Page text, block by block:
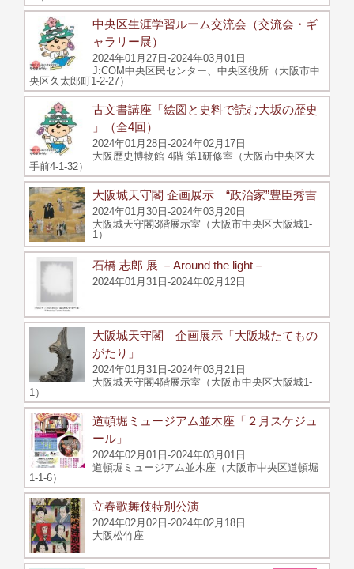
中央区生涯学習ルーム交流会（交流会・ギ
ャラリー展）
2024年01月27日-2024年03月01日
J:COM中央区民センター、中央区役所（大阪市中
央区久太郎町1-2-27）
古文書講座「絵図と史料で読む大坂の歴史
」（全4回）
2024年01月28日-2024年02月17日
大阪歴史博物館 4階 第1研修室（大阪市中央区大
手前4-1-32）
大阪城天守閣 企画展示 “政治家”豊臣秀吉
2024年01月30日-2024年03月20日
大阪城天守閣3階展示室（大阪市中央区大阪城1-
1）
石橋 志郎 展 －Around the light－
2024年01月31日-2024年02月12日
大阪城天守閣 企画展示「大阪城たてもの
がたり」
2024年01月31日-2024年03月21日
大阪城天守閣4階展示室（大阪市中央区大阪城1-
1）
道頓堀ミュージアム並木座「２月スケジュ
ール」
2024年02月01日-2024年03月01日
道頓堀ミュージアム並木座（大阪市中央区道頓堀
1-1-6）
立春歌舞伎特別公演
2024年02月02日-2024年02月18日
大阪松竹座